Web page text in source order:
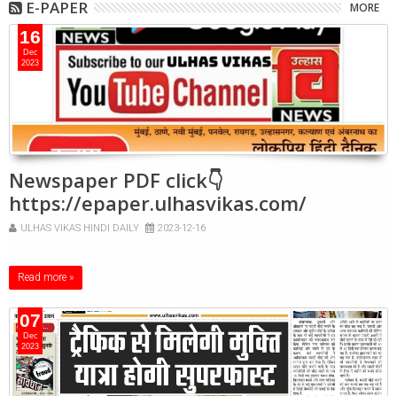
E-PAPER MORE
16
Dec
2023
Newspaper PDF click👇
https://epaper.ulhasvikas.com/
ULHAS VIKAS HINDI DAILY 2023-12-16
Read more »
07
Dec
2023